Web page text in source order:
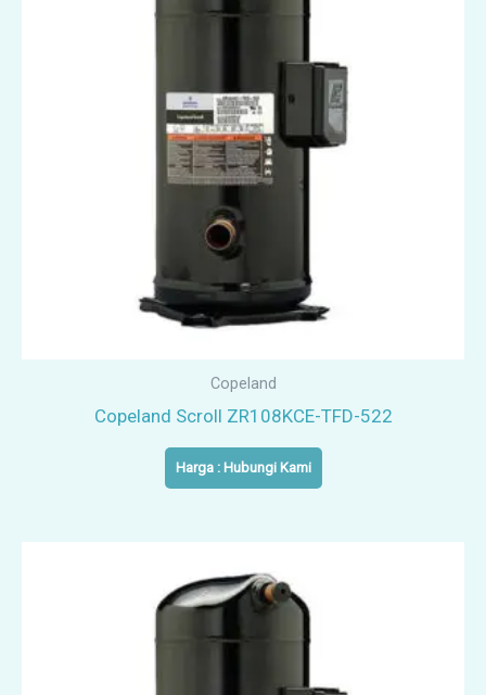
Copeland
Copeland Scroll ZR108KCE-TFD-522
Harga : Hubungi Kami